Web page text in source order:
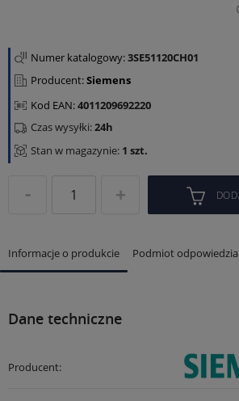
Numer katalogowy:3SE51120CH01
Producent:Siemens
Kod EAN:4011209692220
Stan w magazynie: 1 szt.
Czas wysyłki:24h
Informacje o produkcie Podmiot
Dane techniczne
Producent: